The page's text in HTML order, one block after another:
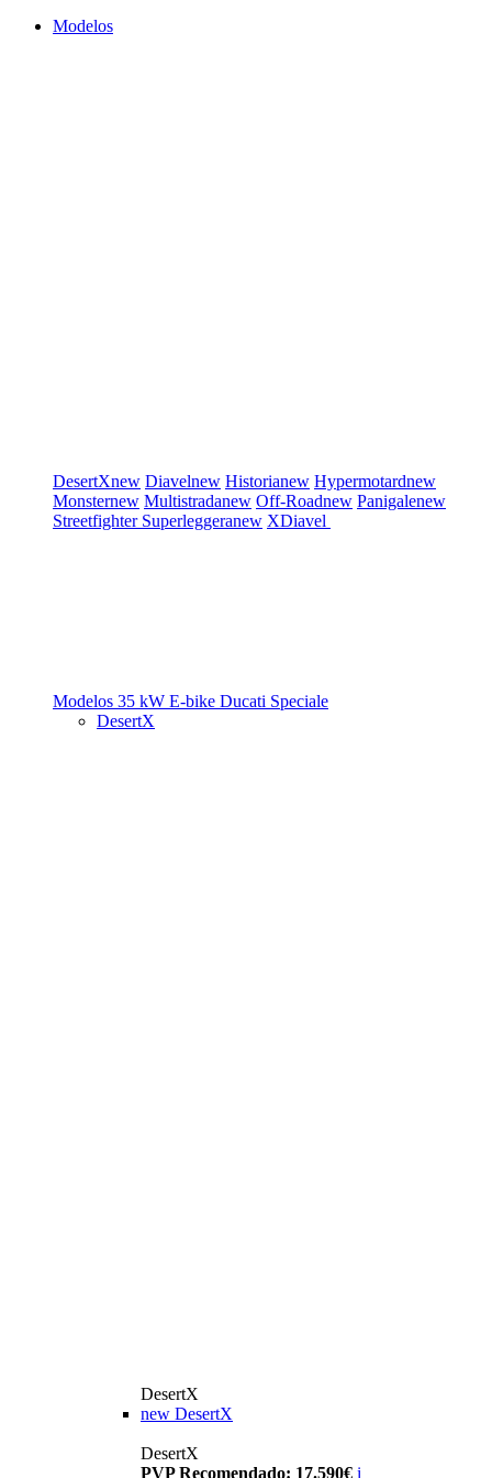
Modelos
DesertXnew Diavelnew Historianew Hypermotardnew
Monsternew Multistradanew Off-Roadnew Panigalenew
Streetfighter Superleggeranew XDiavel
Modelos 35 kW E-bike Ducati Speciale
DesertX
DesertX
new DesertX
DesertX
PVP Recomendado: 17.590€ i